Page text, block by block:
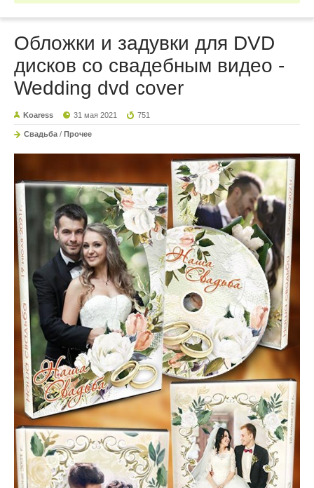
Обложки и задувки для DVD
дисков со свадебным видео -
Wedding dvd cover
Koaress 31 мая 2021 751
Свадьба / Прочее